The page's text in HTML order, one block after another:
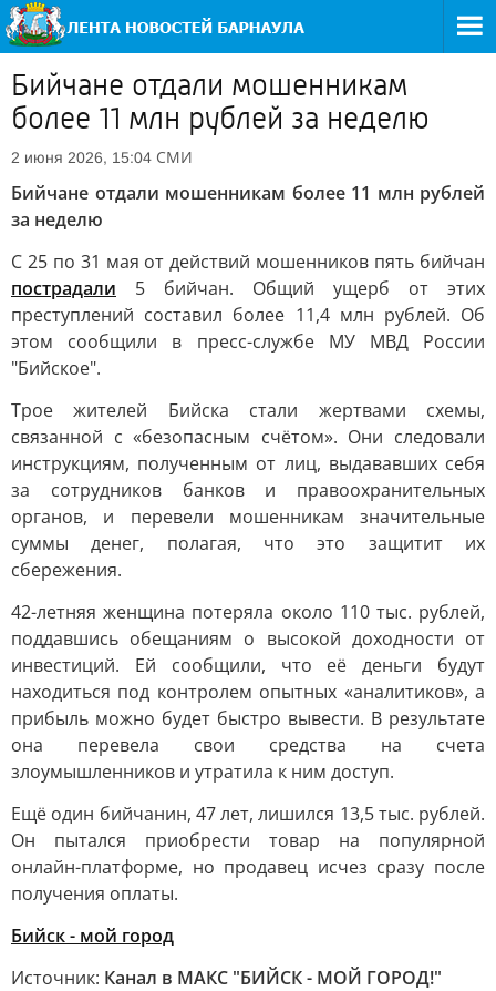
Бийчане отдали мошенникам
более 11 млн рублей за неделю
2 июня 2026, 15:04 СМИ
Бийчане отдали мошенникам более 11 млн рублей
за неделю
С 25 по 31 мая от действий мошенников пять бийчан
пострадали 5 бийчан. Общий ущерб от этих
преступлений составил более 11,4 млн рублей. Об
этом сообщили в пресс-службе МУ МВД России
"Бийское".
Трое жителей Бийска стали жертвами схемы,
связанной с «безопасным счётом». Они следовали
инструкциям, полученным от лиц, выдававших себя
за сотрудников банков и правоохранительных
органов, и перевели мошенникам значительные
суммы денег, полагая, что это защитит их
сбережения.
42-летняя женщина потеряла около 110 тыс. рублей,
поддавшись обещаниям о высокой доходности от
инвестиций. Ей сообщили, что её деньги будут
находиться под контролем опытных «аналитиков», а
прибыль можно будет быстро вывести. В результате
она перевела свои средства на счета
злоумышленников и утратила к ним доступ.
Ещё один бийчанин, 47 лет, лишился 13,5 тыс. рублей.
Он пытался приобрести товар на популярной
онлайн-платформе, но продавец исчез сразу после
получения оплаты.
Бийск - мой город
Источник: Канал в МАКС "БИЙСК - МОЙ ГОРОД!"